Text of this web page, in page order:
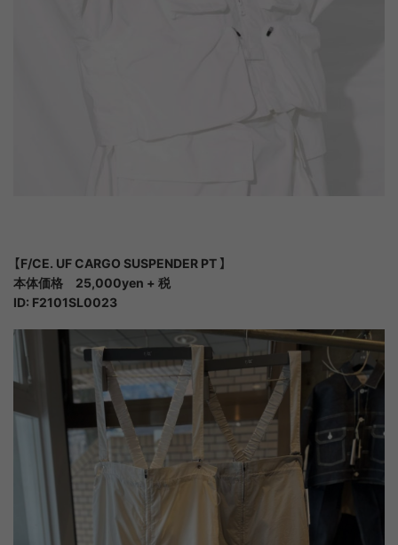
【F/CE. UF CARGO SUSPENDER PT 】
本体価格 25,000yen + 税
ID: F2101SL0023